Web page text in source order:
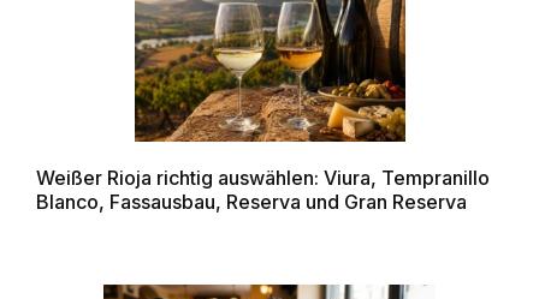
Weißer Rioja richtig auswählen: Viura, Tempranillo
Blanco, Fassausbau, Reserva und Gran Reserva